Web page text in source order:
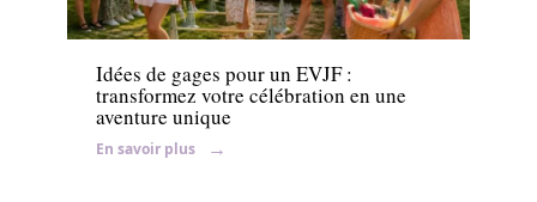
Animation
Idées de gages pour un EVJF :
transformez votre célébration en une
aventure unique
En savoir plus